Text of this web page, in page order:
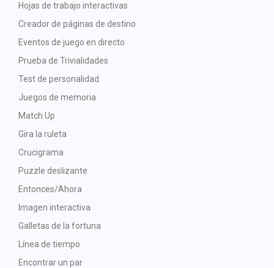
Hojas de trabajo interactivas
Creador de páginas de destino
Eventos de juego en directo
Prueba de Trivialidades
Test de personalidad
Juegos de memoria
Match Up
Gira la ruleta
Crucigrama
Puzzle deslizante
Entonces/Ahora
Imagen interactiva
Galletas de la fortuna
Línea de tiempo
Encontrar un par